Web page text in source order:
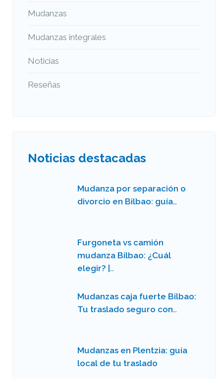
Mudanzas
Mudanzas integrales
Noticias
Reseñas
Noticias destacadas
Mudanza por separación o
divorcio en Bilbao: guía..
Furgoneta vs camión
mudanza Bilbao: ¿Cuál
elegir? |..
Mudanzas caja fuerte Bilbao:
Tu traslado seguro con..
Mudanzas en Plentzia: guía
local de tu traslado